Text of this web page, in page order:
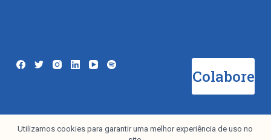
Colabore
Utilizamos cookies para garantir uma melhor experiência de uso no